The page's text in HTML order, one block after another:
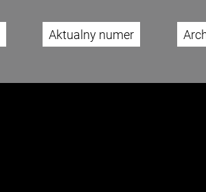
Aktualny numer